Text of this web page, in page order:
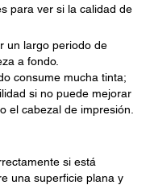
para ver si la calidad de
un largo periodo de
a fondo.
consume mucha tinta;
si no puede mejorar
el cabezal de impresión.
si está
una superficie plana y